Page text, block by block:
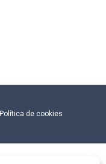
Política de cookies